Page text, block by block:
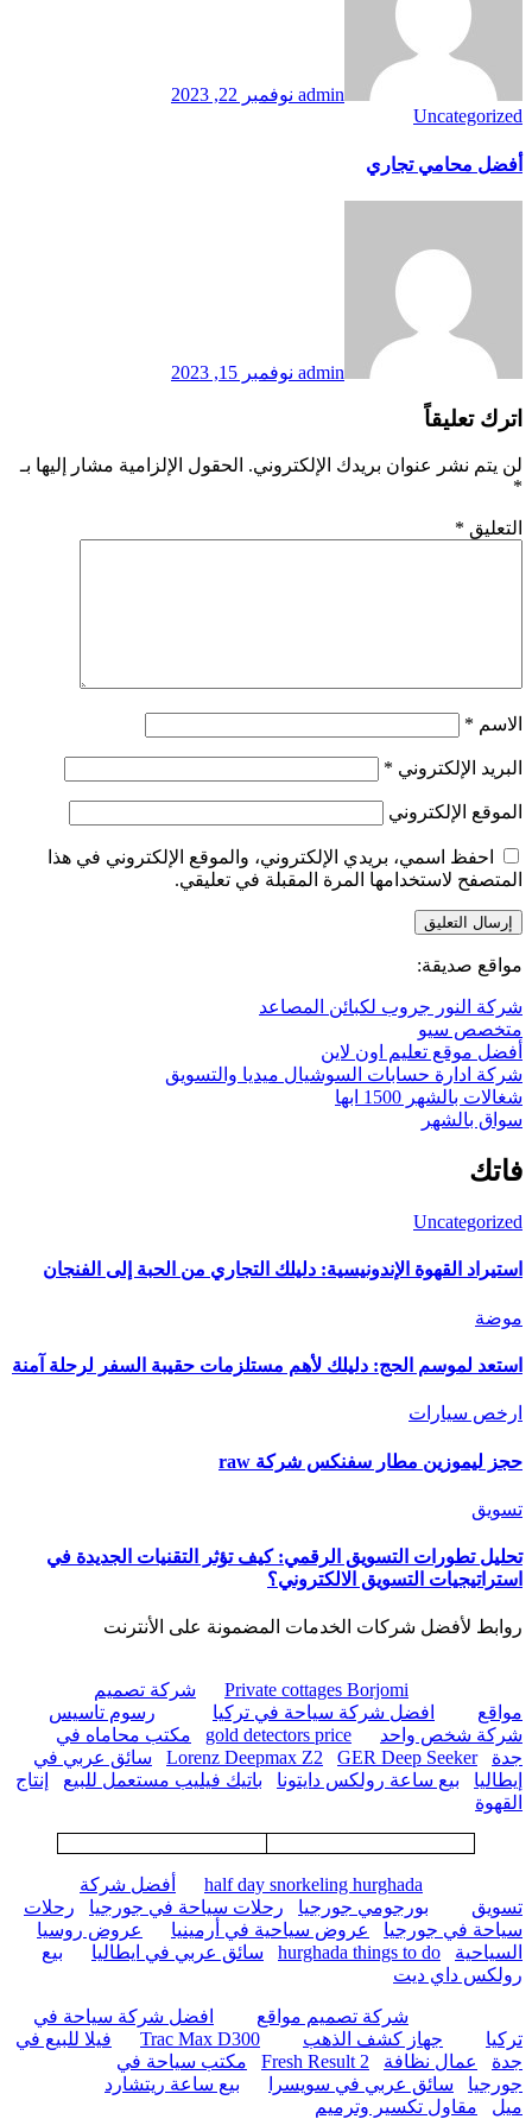
admin نوفمبر 22, 2023
Uncategorized
أفضل محامي تجاري
admin نوفمبر 15, 2023
اترك تعليقاً
لن يتم نشر عنوان بريدك الإلكتروني. الحقول الإلزامية مشار إليها بـ
*
التعليق *
الاسم *
البريد الإلكتروني *
الموقع الإلكتروني
احفظ اسمي، بريدي الإلكتروني، والموقع الإلكتروني في هذا
المتصفح لاستخدامها المرة المقبلة في تعليقي.
مواقع صديقة:
شركة النور جروب لكبائن المصاعد
متخصص سيو
أفضل موقع تعليم اون لاين
شركة ادارة حسابات السوشيال ميديا والتسويق
شغالات بالشهر 1500 ابها
سواق بالشهر
فاتك
Uncategorized
استيراد القهوة الإندونيسية: دليلك التجاري من الحبة إلى الفنجان
موضة
استعد لموسم الحج: دليلك لأهم مستلزمات حقيبة السفر لرحلة آمنة
ارخص سيارات
حجز ليموزين مطار سفنكس شركة raw
تسويق
تحليل تطورات التسويق الرقمي: كيف تؤثر التقنيات الجديدة في
استراتيجيات التسويق الالكتروني؟
روابط لأفضل شركات الخدمات المضمونة على الأنترنت
Private cottages Borjomi
شركة تصميم
مواقع
افضل شركة سياحة في تركيا
رسوم تاسيس
شركة شخص واحد
gold detectors price
مكتب محاماه في
جدة
Lorenz Deepmax Z2 GER Deep Seeker
سائق عربي في
إيطاليا
بيع ساعة رولكس دايتونا باتيك فيليب مستعمل للبيع
إنتاج
القهوة
half day snorkeling hurghada
أفضل شركة
تسويق
بورجومي جورجيا رحلات سياحة في جورجيا
رحلات
سياحة في جورجيا
عروض سياحية في أرمينيا
عروض روسيا
السياحية
hurghada things to do سائق عربي في ايطاليا
بيع
رولكس داي ديت
شركة تصميم مواقع
افضل شركة سياحة في
تركيا
جهاز كشف الذهب Trac Max D300
فيلا للبيع في
جدة
عمال نظافة Fresh Result 2
مكتب سياحة في
جورجيا
سائق عربي في سويسرا
بيع ساعة ريتشارد
ميل
مقاول تكسير وترميم